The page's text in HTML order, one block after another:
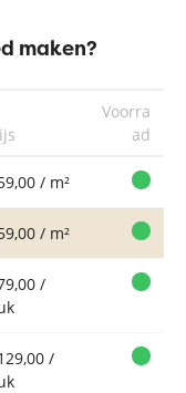
maken?
Voorra
ad
/ m²
/ m²
/
/